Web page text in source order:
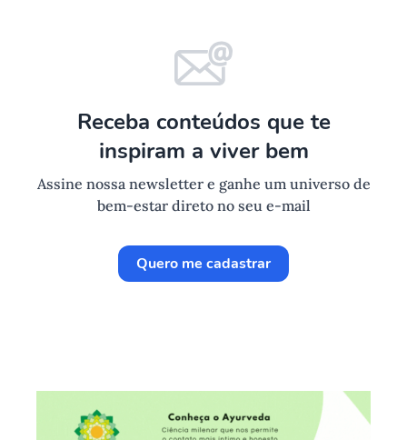
Receba conteúdos que te
inspiram a viver bem
Assine nossa newsletter e ganhe um universo de
bem-estar direto no seu e-mail
Quero me cadastrar